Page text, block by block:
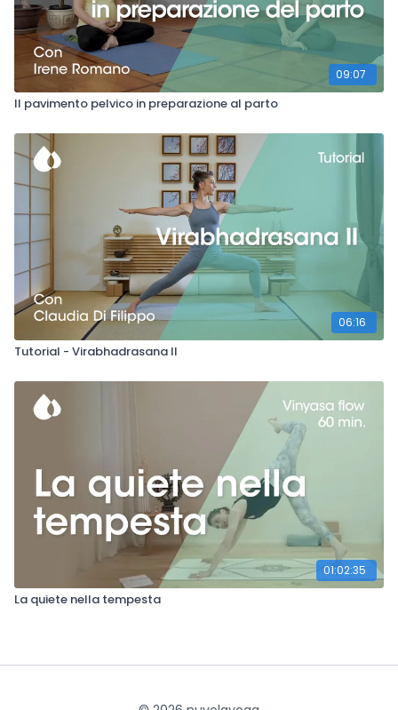
09:07
Il pavimento pelvico in preparazione al parto
06:16
Tutorial - Virabhadrasana II
01:02:35
La quiete nella tempesta